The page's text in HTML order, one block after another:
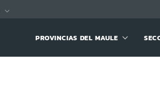
PROVINCIAS DEL MAULE